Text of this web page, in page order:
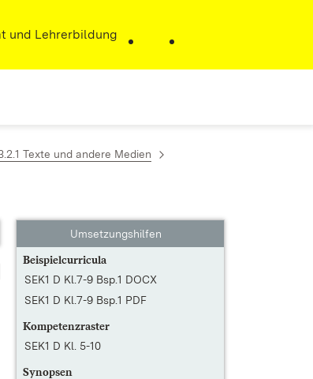
und Lehrerbildung
Texte und andere Medien
Umsetzungshilfen
Beispielcurricula
SEK1 D Kl.7-9 Bsp.1 DOCX
SEK1 D Kl.7-9 Bsp.1 PDF
Kompetenzraster
SEK1 D Kl. 5-10
Synopsen